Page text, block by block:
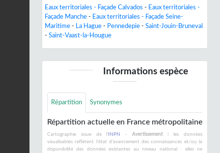
Eaux territoriales - Façade Calvados - Eaux territoriales -
Façade Manche - Eaux territoriales - Façade Seine-
Maritime - La Hague - Pennedepie - Saint-Jouin-Bruneval
- Saint-Vaast-la-Hougue
Informations espèce
Répartition Synonymes
Répartition actuelle en France métropolitaine
Cartographie issue de l' INPN - Avertissement : les données
visualisables reflètent l'état d'avancement des connaissances et/ou la
disponibilité des données existantes au niveau national : elles ne